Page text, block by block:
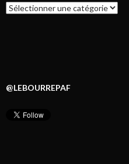
Catégories
@LEBOURREPAF